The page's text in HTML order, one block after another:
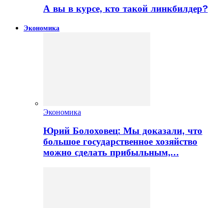
А вы в курсе, кто такой линкбилдер?
Экономика
Экономика
Юрий Болоховец: Мы доказали, что
большое государственное хозяйство
можно сделать прибыльным,…